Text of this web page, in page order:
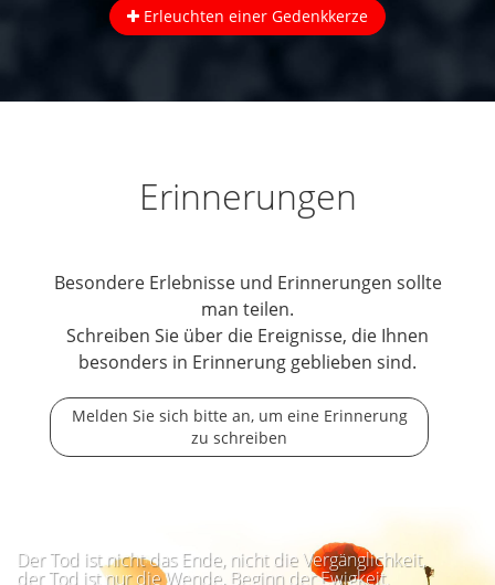
Erleuchten einer Gedenkkerze
Erinnerungen
Besondere Erlebnisse und Erinnerungen sollte
man teilen.
Schreiben Sie über die Ereignisse, die Ihnen
besonders in Erinnerung geblieben sind.
Melden Sie sich bitte an, um eine Erinnerung
zu schreiben
Der Tod ist nicht das Ende, nicht die Vergänglichkeit,
der Tod ist nur die Wende, Beginn der Ewigkeit.